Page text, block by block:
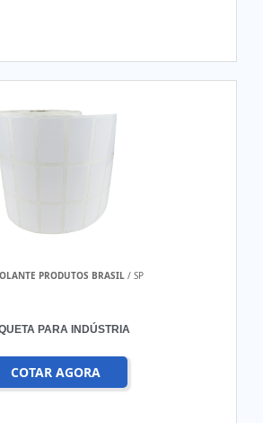
PRODUTOS BRASIL / SP
PARA INDÚSTRIA
COTAR AGORA